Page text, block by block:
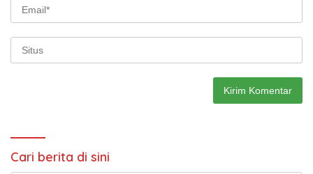
Cari berita di sini